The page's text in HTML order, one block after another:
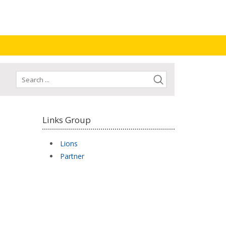
Links Group
Lions
Partner